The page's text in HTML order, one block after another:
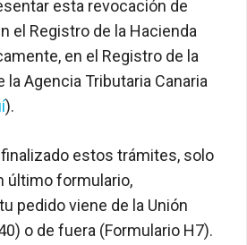
esta revocación de
el Registro de la Hacienda
en el Registro de la
Agencia Tributaria Canaria
).
estos trámites, solo
último formulario,
pedido viene de la Unión
o de fuera (Formulario H7).